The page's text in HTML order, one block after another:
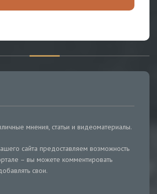
мнения, статьи и видеоматериалы.
сайта предоставляем возможность
– вы можете комментировать
свои.